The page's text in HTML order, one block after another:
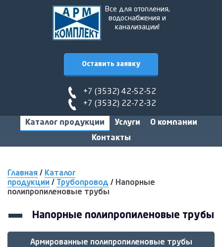
Все для отопления,
водоснабжения и
канализации!
Оставить заявку
+7 (3532) 42-52-52
+7 (3532) 22-72-32
Каталог продукции Услуги
О компании
Контакты
Главная / Каталог
продукции / Трубопровод / Напорные
полипропиленовые трубы
Напорные полипропиленовые трубы
Армированные полипропиленовые трубы